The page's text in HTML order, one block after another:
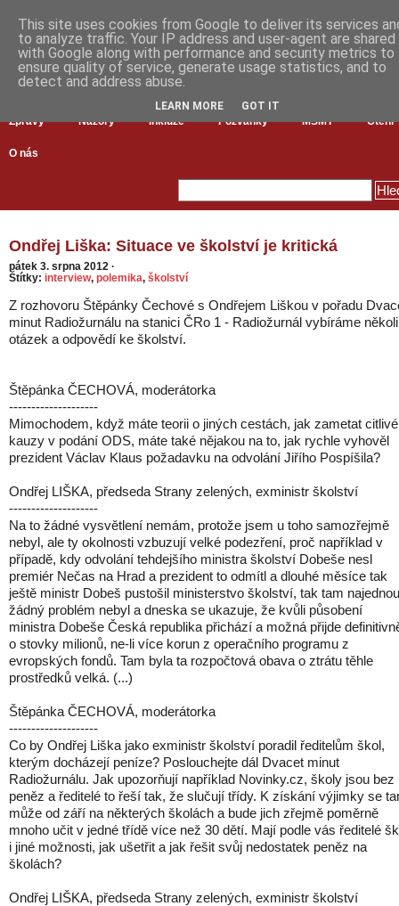
Zprávy Názory Inkluze Pozvánky MŠMT Čtení
O nás
Ondřej Liška: Situace ve školství je kritická
pátek 3. srpna 2012 ·
Štítky: interview, polemika, školství
Z rozhovoru Štěpánky Čechové s Ondřejem Liškou v pořadu
minut Radiožurnálu na stanici ČRo 1 - Radiožurnál vybíráme
otázek a odpovědí ke školství.
Štěpánka ČECHOVÁ, moderátorka
--------------------
Mimochodem, když máte teorii o jiných cestách, jak zametat citlivé
kauzy v podání ODS, máte také nějakou na to, jak rychle vyhověl
prezident Václav Klaus požadavku na odvolání Jiřího Pospíšila?
Ondřej LIŠKA, předseda Strany zelených, exministr školství
--------------------
Na to žádné vysvětlení nemám, protože jsem u toho samozřejmě
nebyl, ale ty okolnosti vzbuzují velké podezření, proč například v
případě, kdy odvolání tehdejšího ministra školství Dobeše nesl
premiér Nečas na Hrad a prezident to odmítl a dlouhé měsíce tak
ještě ministr Dobeš pustošil ministerstvo školství, tak tam najednou
žádný problém nebyl a dneska se ukazuje, že kvůli působení
ministra Dobeše Česká republika přichází a možná přijde
o stovky milionů, ne-li více korun z operačního programu z
evropských fondů. Tam byla ta rozpočtová obava o ztrátu těhle
prostředků velká. (...)
Štěpánka ČECHOVÁ, moderátorka
--------------------
Co by Ondřej Liška jako exministr školství poradil ředitelům škol,
kterým docházejí peníze? Poslouchejte dál Dvacet minut
Radiožurnálu. Jak upozorňují například Novinky.cz, školy jsou bez
peněz a ředitelé to řeší tak, že slučují třídy. K získání výjimky se
může od září na některých školách a bude jich zřejmě poměrně
mnoho učit v jedné třídě více než 30 dětí. Mají podle vás ředitelé
i jiné možnosti, jak ušetřit a jak řešit svůj nedostatek peněz na
školách?
Ondřej LIŠKA, předseda Strany zelených, exministr školství
This site uses cookies from Google to deliver its services
to analyze traffic. Your IP address and user-agent are shared
with Google along with performance and security metrics to
ensure quality of service, generate usage statistics, and to
detect and address abuse.
LEARN MORE GOT IT